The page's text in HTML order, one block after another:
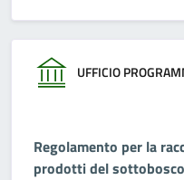
UFFICIO
Regolamento per la
prodotti del sottobosco